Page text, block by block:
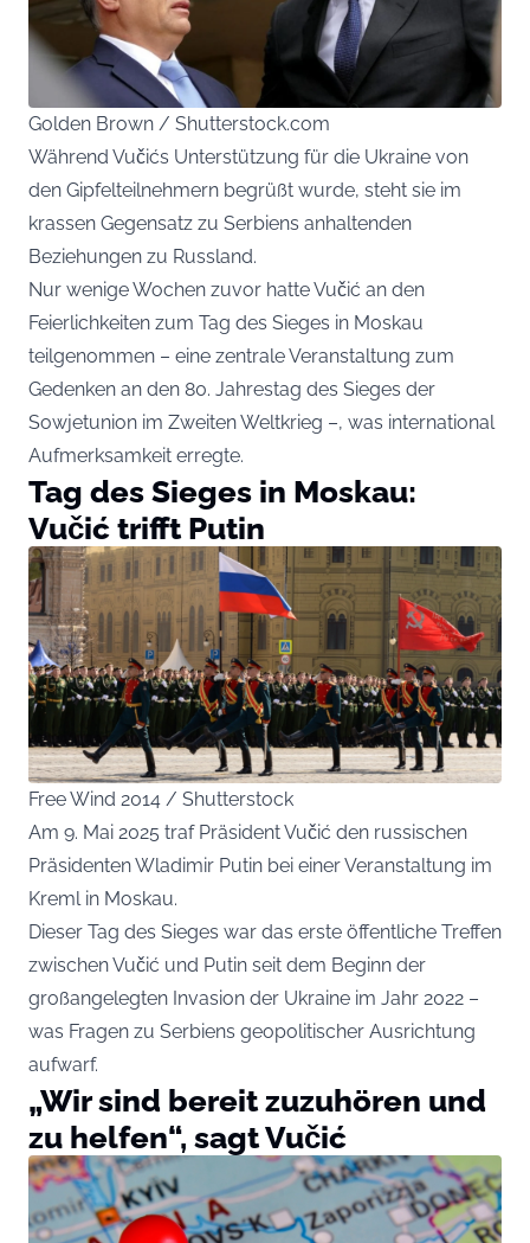
Golden Brown / Shutterstock.com
Während Vučićs Unterstützung für die Ukraine von
den Gipfelteilnehmern begrüßt wurde, steht sie im
krassen Gegensatz zu Serbiens anhaltenden
Beziehungen zu Russland.
Nur wenige Wochen zuvor hatte Vučić an den
Feierlichkeiten zum Tag des Sieges in Moskau
teilgenommen – eine zentrale Veranstaltung zum
Gedenken an den 80. Jahrestag des Sieges der
Sowjetunion im Zweiten Weltkrieg –, was international
Aufmerksamkeit erregte.
Tag des Sieges in Moskau:
Vučić trifft Putin
Free Wind 2014 / Shutterstock
Am 9. Mai 2025 traf Präsident Vučić den russischen
Präsidenten Wladimir Putin bei einer Veranstaltung im
Kreml in Moskau.
Dieser Tag des Sieges war das erste öffentliche Treffen
zwischen Vučić und Putin seit dem Beginn der
großangelegten Invasion der Ukraine im Jahr 2022 –
was Fragen zu Serbiens geopolitischer Ausrichtung
aufwarf.
„Wir sind bereit zuzuhören und
zu helfen“, sagt Vučić